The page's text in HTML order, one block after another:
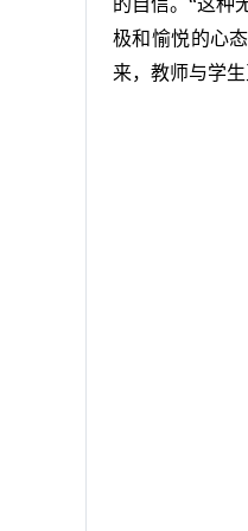
的自信。“这种
极和愉悦的心
来，教师与学